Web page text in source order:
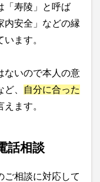
「寿陵」と呼ば
内安全」などの縁
ます。
ないので本人の意
、
自分に合った
ます。
話相談
ご相談に対応して